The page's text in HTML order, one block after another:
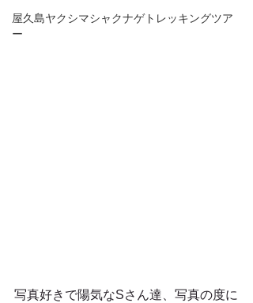
屋久島ヤクシマシャクナゲトレッキングツア
ー
写真好きで陽気なSさん達、写真の度に